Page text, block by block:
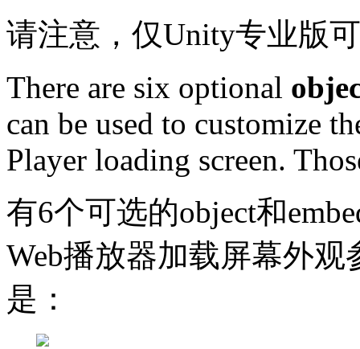
请注意，仅Unity专业版
There are six optional
can be used to customize
Player loading screen.
有6个可选的object和
Web播放器加载屏幕外
是：